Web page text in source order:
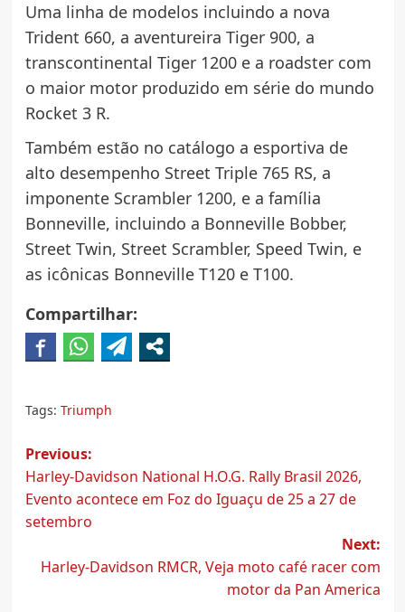
Uma linha de modelos incluindo a nova
Trident 660, a aventureira Tiger 900, a
transcontinental Tiger 1200 e a roadster com
o maior motor produzido em série do mundo
Rocket 3 R.
Também estão no catálogo a esportiva de
alto desempenho Street Triple 765 RS, a
imponente Scrambler 1200, e a família
Bonneville, incluindo a Bonneville Bobber,
Street Twin, Street Scrambler, Speed Twin, e
as icônicas Bonneville T120 e T100.
Compartilhar:
Tags: Triumph
Post
navigation
Previous:
Harley-Davidson National H.O.G. Rally Brasil 2026,
Evento acontece em Foz do Iguaçu de 25 a 27 de
setembro
Next:
Harley-Davidson RMCR, Veja moto café racer com
motor da Pan America